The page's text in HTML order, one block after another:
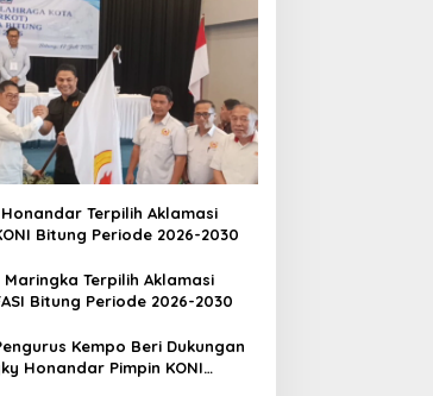
Terpilih Aklamasi
Bitung Periode 2026-2030
Terpilih Aklamasi
Bitung Periode 2026-2030
Kempo Beri Dukungan
Honandar Pimpin KONI